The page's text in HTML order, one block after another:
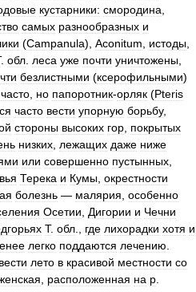
кустарники: смородина
самых разнообразных и
(Campanula), Aconitum истоды
. обл леса уже почти уничтожены
безлистными (ксерофильными)
часто но папоротник-орляк (Pteris
часто вести упорную борьбу,
стороны высоких гор покрытых
низких лежащих даже ниже
или совершенно пустынных
Терека и Кумы окрестности
болезнь — малярия особенно
Осетии Дигории и Чечни
Т. обл где лихорадки хотя и
легко поддаются лечению
лето в красивой местности со
расположенная на р